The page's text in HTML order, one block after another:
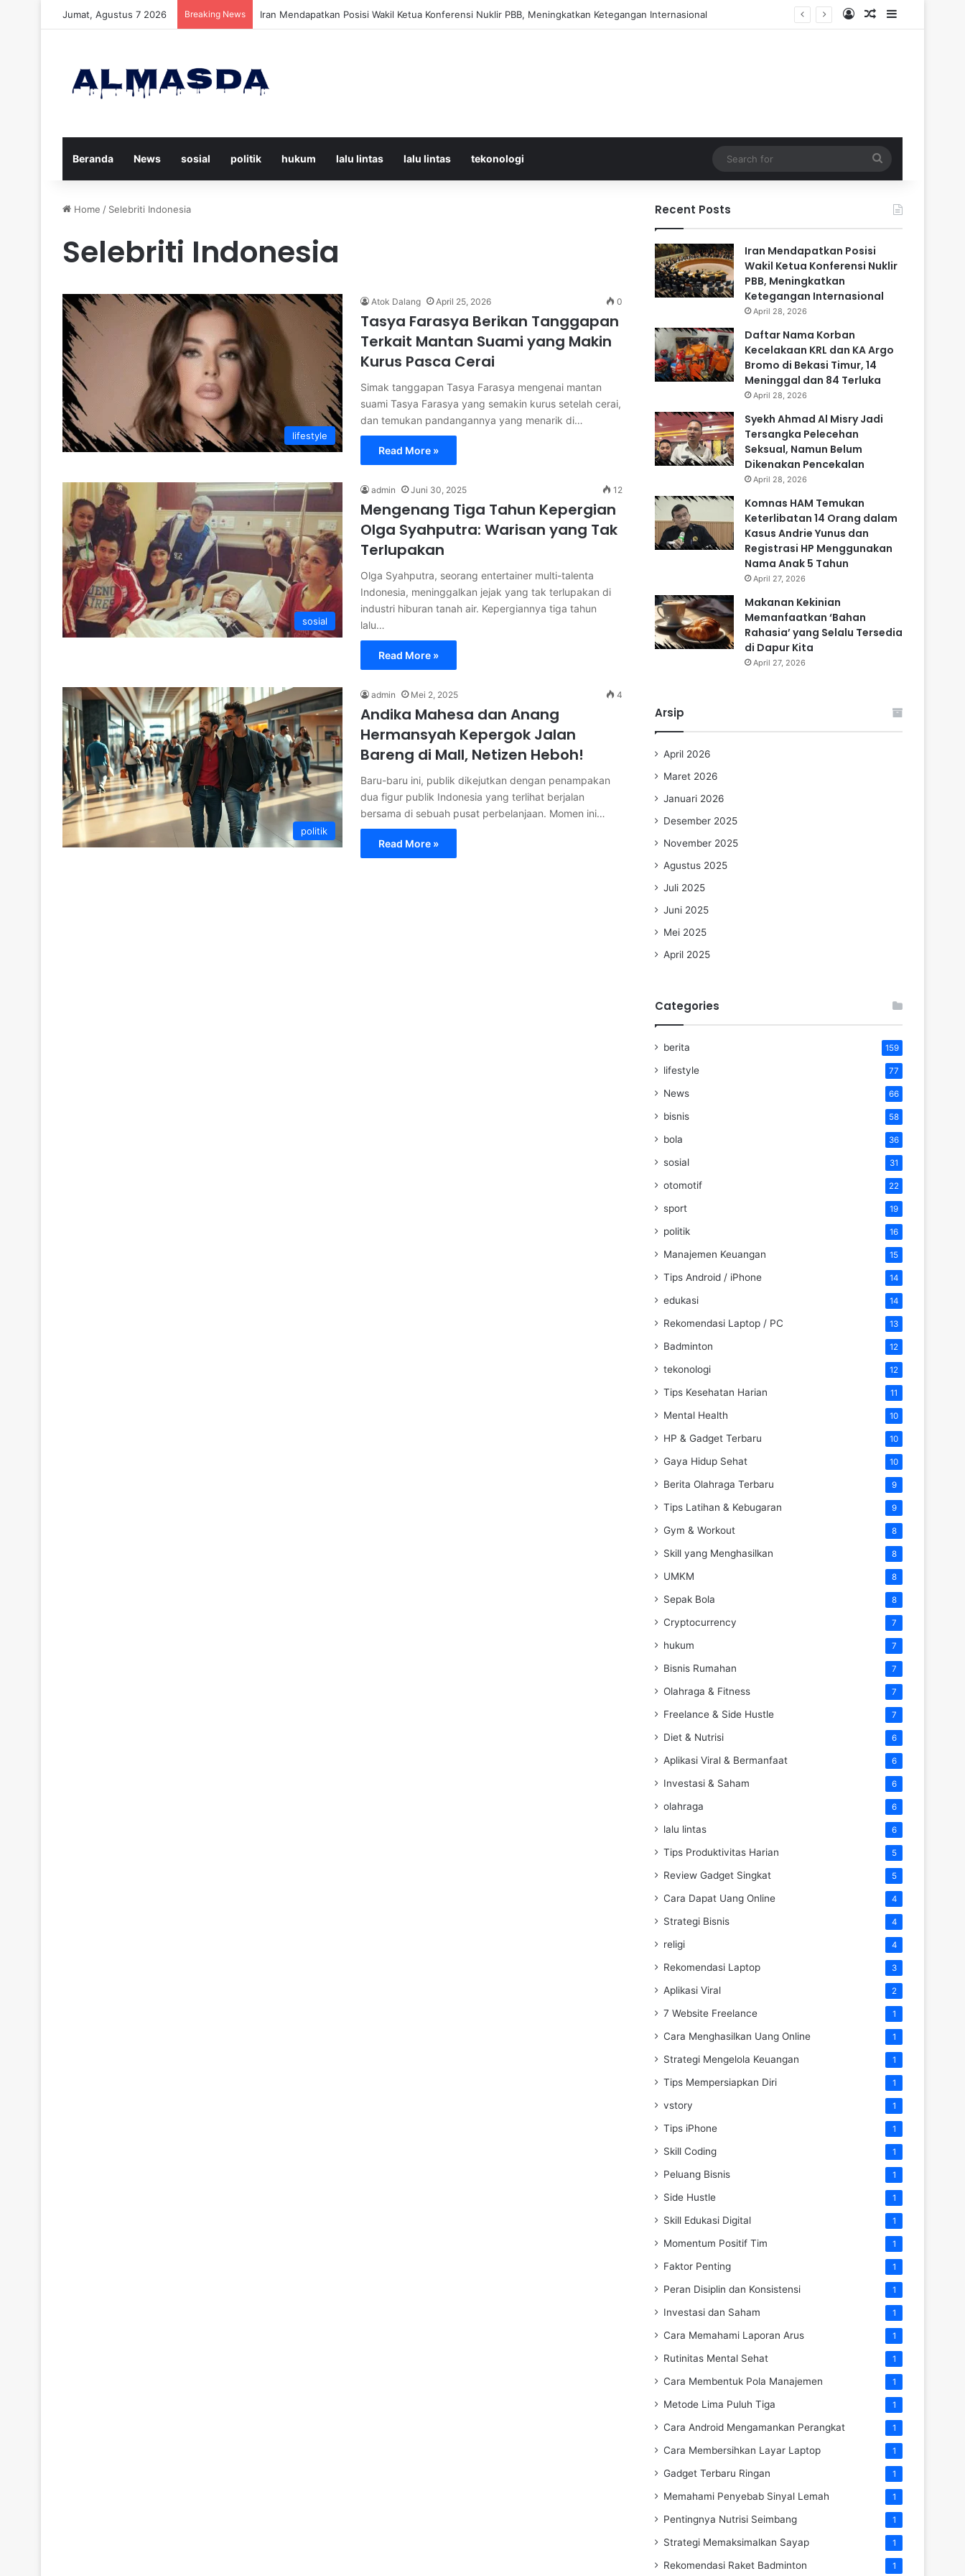
Jumat, Agustus 7 2026 Breaking News Daftar Nama Korban Kecelakaan KRL dan KA Argo Bromo di Bekasi Timur, 14 Meninggal dan 84 Terluka Log InRandom Article
Sidebar
Beranda News sosial politik hukum lalu lintas lalu lintas tekonologi
for
Home / Selebriti Indonesia
Selebriti Indonesia
lifestyle
Atok Dalang April 25, 2026 0
Tasya Farasya Berikan Tanggapan
Terkait Mantan Suami yang Makin
Kurus Pasca Cerai
Simak tanggapan Tasya Farasya mengenai mantan
suami Tasya Farasya yang semakin kurus setelah cerai,
dan temukan pandangannya yang menarik di…
Read More »
sosial
admin Juni 30, 2025 12
Mengenang Tiga Tahun Kepergian
Olga Syahputra: Warisan yang Tak
Terlupakan
Olga Syahputra, seorang entertainer multi-talenta
Indonesia, meninggalkan jejak yang tak terlupakan di
industri hiburan tanah air. Kepergiannya tiga tahun
lalu…
Read More »
politik
admin Mei 2, 2025 4
Andika Mahesa dan Anang
Hermansyah Kepergok Jalan
Bareng di Mall, Netizen Heboh!
Baru-baru ini, publik dikejutkan dengan penampakan
dua figur publik Indonesia yang terlihat berjalan
bersama di sebuah pusat perbelanjaan. Momen ini…
Read More »
Recent Posts
Iran Mendapatkan Posisi
Wakil Ketua Konferensi Nuklir
PBB, Meningkatkan
Ketegangan Internasional
April 28, 2026
Daftar Nama Korban
Kecelakaan KRL dan KA Argo
Bromo di Bekasi Timur, 14
Meninggal dan 84 Terluka
April 28, 2026
Syekh Ahmad Al Misry Jadi
Tersangka Pelecehan
Seksual, Namun Belum
Dikenakan Pencekalan
April 28, 2026
Komnas HAM Temukan
Keterlibatan 14 Orang dalam
Kasus Andrie Yunus dan
Registrasi HP Menggunakan
Nama Anak 5 Tahun
April 27, 2026
Makanan Kekinian
Memanfaatkan ‘Bahan
Rahasia’ yang Selalu Tersedia
di Dapur Kita
April 27, 2026
Arsip
April 2026
Maret 2026
Januari 2026
Desember 2025
November 2025
Agustus 2025
Juli 2025
Juni 2025
Mei 2025
April 2025
Categories
berita 159
lifestyle 77
News 66
bisnis 58
bola 36
sosial 31
otomotif 22
sport 19
politik 16
Manajemen Keuangan 15
Tips Android / iPhone 14
edukasi 14
Rekomendasi Laptop / PC 13
Badminton 12
tekonologi 12
Tips Kesehatan Harian 11
Mental Health 10
HP & Gadget Terbaru 10
Gaya Hidup Sehat 10
Berita Olahraga Terbaru 9
Tips Latihan & Kebugaran 9
Gym & Workout 8
Skill yang Menghasilkan 8
UMKM 8
Sepak Bola 8
Cryptocurrency 7
hukum 7
Bisnis Rumahan 7
Olahraga & Fitness 7
Freelance & Side Hustle 7
Diet & Nutrisi 6
Aplikasi Viral & Bermanfaat 6
Investasi & Saham 6
olahraga 6
lalu lintas 6
Tips Produktivitas Harian 5
Review Gadget Singkat 5
Cara Dapat Uang Online 4
Strategi Bisnis 4
religi 4
Rekomendasi Laptop 3
Aplikasi Viral 2
7 Website Freelance 1
Cara Menghasilkan Uang Online 1
Strategi Mengelola Keuangan 1
Tips Mempersiapkan Diri 1
vstory 1
Tips iPhone 1
Skill Coding 1
Peluang Bisnis 1
Side Hustle 1
Skill Edukasi Digital 1
Momentum Positif Tim 1
Faktor Penting 1
Peran Disiplin dan Konsistensi 1
Investasi dan Saham 1
Cara Memahami Laporan Arus 1
Rutinitas Mental Sehat 1
Cara Membentuk Pola Manajemen 1
Metode Lima Puluh Tiga 1
Cara Android Mengamankan Perangkat 1
Cara Membersihkan Layar Laptop 1
Gadget Terbaru Ringan 1
Memahami Penyebab Sinyal Lemah 1
Pentingnya Nutrisi Seimbang 1
Strategi Memaksimalkan Sayap 1
Rekomendasi Raket Badminton 1